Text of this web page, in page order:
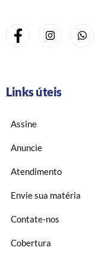
Links úteis
Assine
Anuncie
Atendimento
Envie sua matéria
Contate-nos
Cobertura